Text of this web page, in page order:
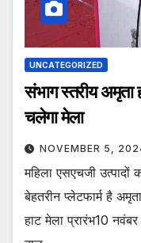
UNCATEGORIZED
संभाग स्तरीय अमृता
चलेगा मेला
NOVEMBER 5,
महिला एसएचजी उत्पादों
बेहतरीन प्लेटफार्म है
हाट मेला प्रारंभ10